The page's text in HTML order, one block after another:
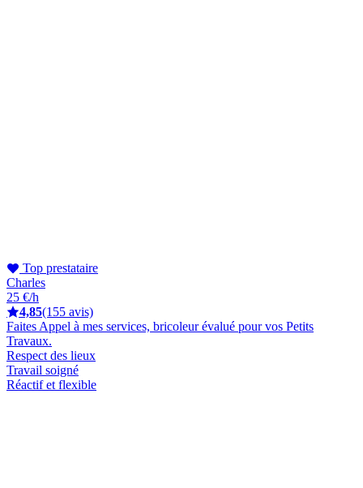
Top prestataire
Charles
25 €/h
4,85(155 avis)
Faites Appel à mes services, bricoleur évalué pour vos Petits
Travaux.
Respect des lieux
Travail soigné
Réactif et flexible